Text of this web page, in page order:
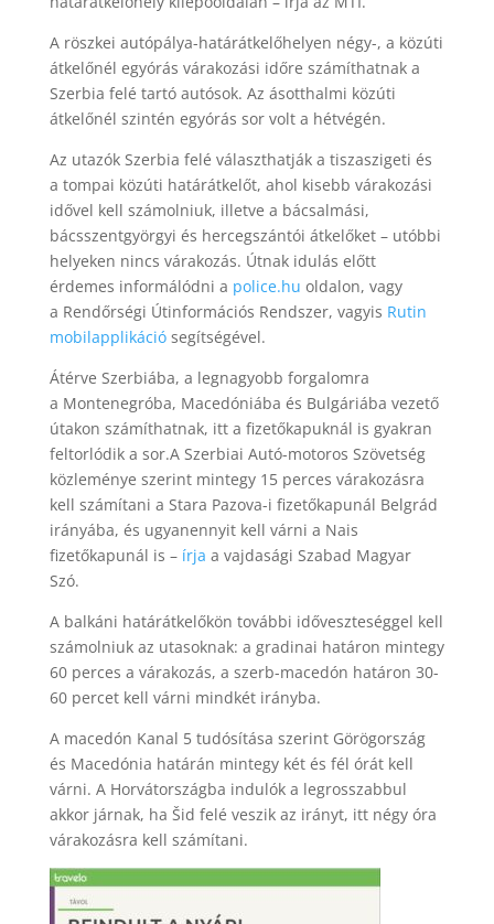
A röszkei autópálya-határátkelőhelyen négy-, a közúti
átkelőnél egyórás várakozási időre számíthatnak a
Szerbia felé tartó autósok. Az ásotthalmi közúti
átkelőnél szintén egyórás sor volt a hétvégén.
Az utazók Szerbia felé választhatják a tiszaszigeti és
a tompai közúti határátkelőt, ahol kisebb várakozási
idővel kell számolniuk, illetve a bácsalmási,
bácsszentgyörgyi és hercegszántói átkelőket – utóbbi
helyeken nincs várakozás. Útnak idulás előtt
érdemes informálódni a police.hu oldalon, vagy
a Rendőrségi Útinformációs Rendszer, vagyis Rutin
mobilapplikációsegítségével.
Átérve Szerbiába, a legnagyobb forgalomra
a Montenegróba, Macedóniába és Bulgáriába vezető
útakon számíthatnak, itt a fizetőkapuknál is gyakran
feltorlódik a sor.A Szerbiai Autó-motoros Szövetség
közleménye szerint mintegy 15 perces várakozásra
kell számítani a Stara Pazova-i fizetőkapunál Belgrád
irányába, és ugyanennyit kell várni a Nais
fizetőkapunál is – írja a vajdasági Szabad Magyar
Szó.
A balkáni határátkelőkön további időveszteséggel kell
számolniuk az utasoknak: a gradinai határon mintegy
60 perces a várakozás, a szerb-macedón határon 30-
60 percet kell várni mindkét irányba.
A macedón Kanal 5 tudósítása szerint Görögország
és Macedónia határán mintegy két és fél órát kell
várni. A Horvátországba indulók a legrosszabbul
akkor járnak, ha Šid felé veszik az irányt, itt négy óra
várakozásra kell számítani.